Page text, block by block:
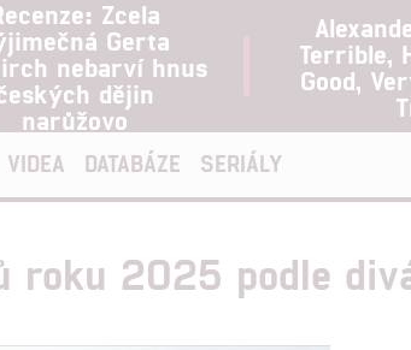
Zcela
Gerta
nebarví hnus
dějin
narůžovo
Terrible,
Good,
VIDEA DATABÁZE SERIÁLY
roku 2025 podle